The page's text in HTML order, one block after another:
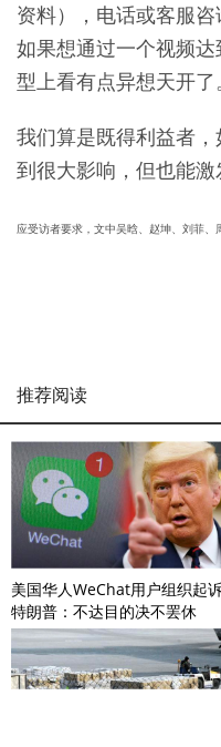
资料），电话或客服
如果想通过一个视频
型上看有点异想天开了。
我们算是既得利益者
到很大影响，但也能激
应受访者要求，文中吴晗、赵坤、刘菲、
推荐阅读
美国华人WeChat用户组织起
特朗普：不达目的决不罢休